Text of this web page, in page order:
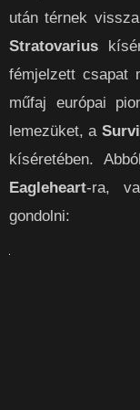
után térnek
Stratovarius
fémjelzett csapat
műfaj európai
lemezüket, a
kíséretében.
Eagleheart-ra,
gondolni: